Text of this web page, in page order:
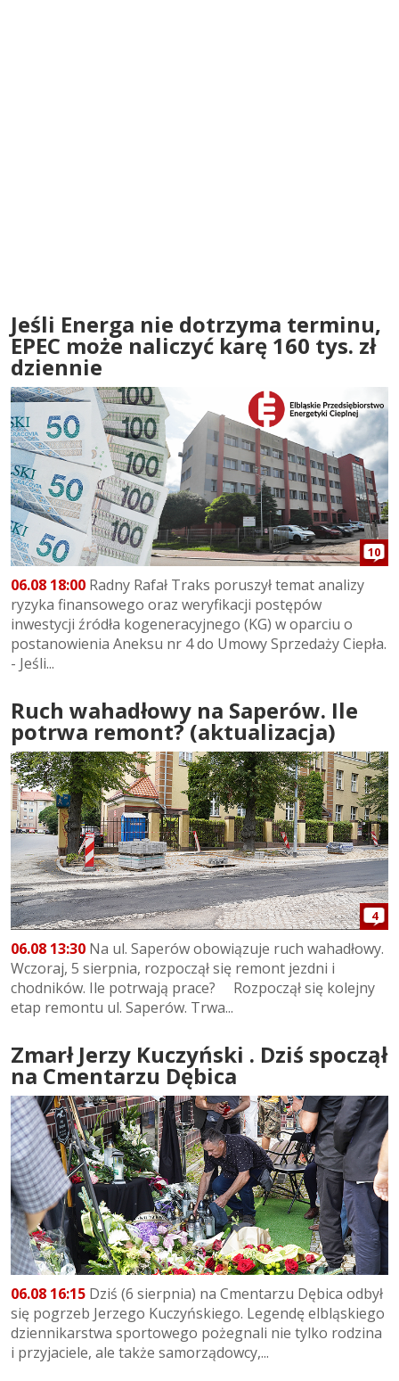
Jeśli Energa nie dotrzyma terminu,
EPEC może naliczyć karę 160 tys. zł
dziennie
10
06.08 18:00 Radny Rafał Traks poruszył temat analizy
ryzyka finansowego oraz weryfikacji postępów
inwestycji źródła kogeneracyjnego (KG) w oparciu o
postanowienia Aneksu nr 4 do Umowy Sprzedaży Ciepła.
- Jeśli...
Ruch wahadłowy na Saperów. Ile
potrwa remont? (aktualizacja)
4
06.08 13:30 Na ul. Saperów obowiązuje ruch wahadłowy.
Wczoraj, 5 sierpnia, rozpoczął się remont jezdni i
chodników. Ile potrwają prace? Rozpoczął się kolejny
etap remontu ul. Saperów. Trwa...
Zmarł Jerzy Kuczyński . Dziś spoczął
na Cmentarzu Dębica
06.08 16:15 Dziś (6 sierpnia) na Cmentarzu Dębica odbył
się pogrzeb Jerzego Kuczyńskiego. Legendę elbląskiego
dziennikarstwa sportowego pożegnali nie tylko rodzina
i przyjaciele, ale także samorządowcy,...